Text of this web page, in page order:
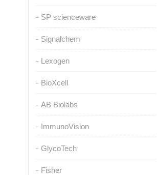
SP scienceware
Signalchem
Lexogen
BioXcell
AB Biolabs
ImmunoVision
GlycoTech
Fisher